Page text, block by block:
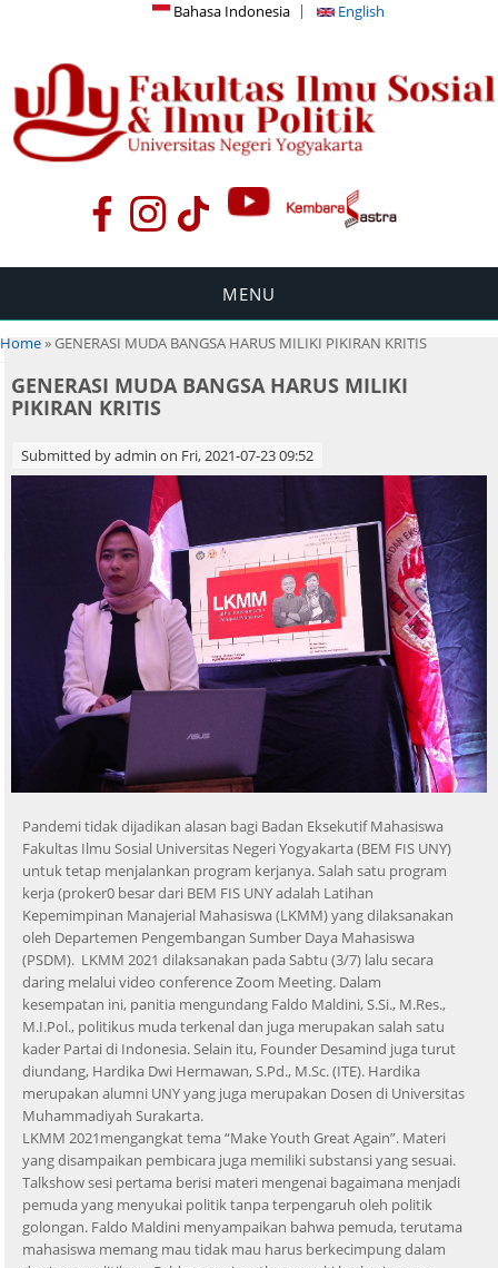
Bahasa Indonesia English
MENU
You are here
Home» GENERASI MUDA BANGSA HARUS MILIKI PIKIRAN KRITIS
GENERASI MUDA BANGSA HARUS MILIKI
PIKIRAN KRITIS
Submitted byadmin on Fri, 2021-07-23 09:52
Pandemi tidak dijadikan alasan bagi Badan Eksekutif Mahasiswa
Fakultas Ilmu Sosial Universitas Negeri Yogyakarta (BEM FIS UNY)
untuk tetap menjalankan program kerjanya. Salah satu program
kerja (proker0 besar dari BEM FIS UNY adalah Latihan
Kepemimpinan Manajerial Mahasiswa (LKMM) yang dilaksanakan
oleh Departemen Pengembangan Sumber Daya Mahasiswa
(PSDM). LKMM 2021 dilaksanakan pada Sabtu (3/7) lalu secara
daring melalui video conference Zoom Meeting. Dalam
kesempatan ini, panitia mengundang Faldo Maldini, S.Si., M.Res.,
M.I.Pol., politikus muda terkenal dan juga merupakan salah satu
kader Partai di Indonesia. Selain itu, Founder Desamind juga turut
diundang, Hardika Dwi Hermawan, S.Pd., M.Sc. (ITE). Hardika
merupakan alumni UNY yang juga merupakan Dosen di Universitas
Muhammadiyah Surakarta.
LKMM 2021mengangkat tema “Make Youth Great Again”. Materi
yang disampaikan pembicara juga memiliki substansi yang sesuai.
Talkshow sesi pertama berisi materi mengenai bagaimana menjadi
pemuda yang menyukai politik tanpa terpengaruh oleh politik
golongan. Faldo Maldini menyampaikan bahwa pemuda, terutama
mahasiswa memang mau tidak mau harus berkecimpung dalam